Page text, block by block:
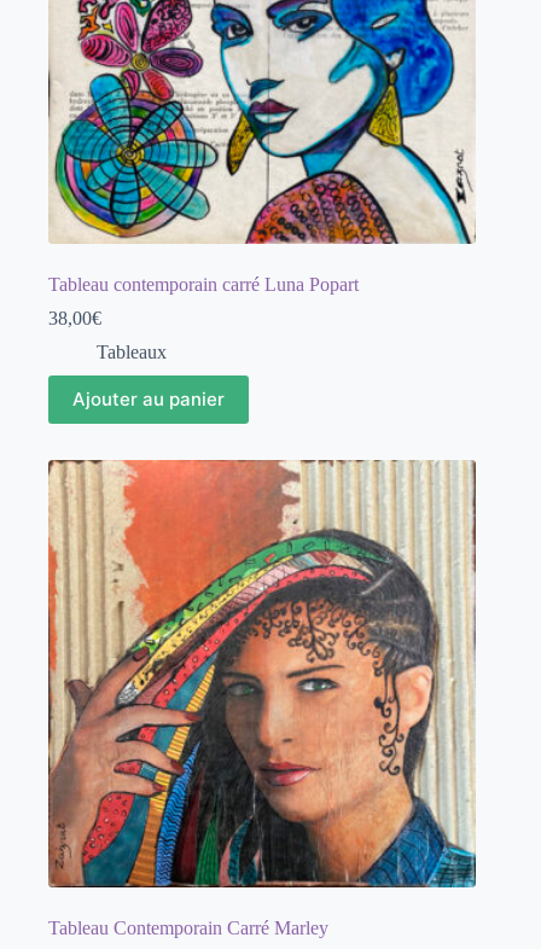
Tableau contemporain carré Luna Popart
38,00€
Tableaux
Ajouter au panier
Tableau Contemporain Carré Marley